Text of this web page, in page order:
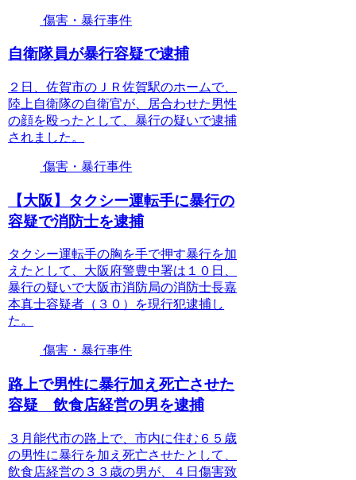
傷害・暴行事件
自衛隊員が暴行容疑で逮捕
２日、佐賀市のＪＲ佐賀駅のホームで、
陸上自衛隊の自衛官が、居合わせた男性
の顔を殴ったとして、暴行の疑いで逮捕
されました。
傷害・暴行事件
【大阪】タクシー運転手に暴行の
容疑で消防士を逮捕
タクシー運転手の胸を手で押す暴行を加
えたとして、大阪府警豊中署は１０日、
暴行の疑いで大阪市消防局の消防士長嘉
本真士容疑者（３０）を現行犯逮捕し
た。
傷害・暴行事件
路上で男性に暴行加え死亡させた
容疑 飲食店経営の男を逮捕
３月能代市の路上で、市内に住む６５歳
の男性に暴行を加え死亡させたとして、
飲食店経営の３３歳の男が、４日傷害致